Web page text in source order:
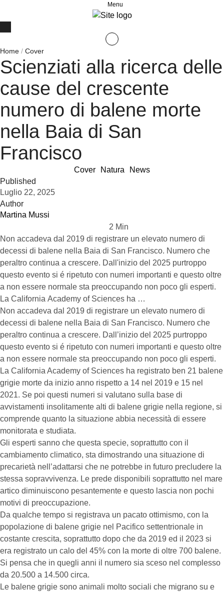
Menu
Home / Cover
Scienziati alla ricerca delle
cause del crescente
numero di balene morte
nella Baia di San
Francisco
Cover Natura
News
Published
Luglio 22, 2025
Author
Martina Mussi
2 Min
Non accadeva dal 2019 di registrare un elevato numero di
decessi di balene nella Baia di San Francisco. Numero che
peraltro continua a crescere. Dall'inizio del 2025 purtroppo
questo evento si é ripetuto con numeri importanti e questo oltre
a non essere normale sta preoccupando non poco gli esperti.
La California Academy of Sciences ha …
Non accadeva dal 2019 di registrare un elevato numero di
decessi di balene nella Baia di San Francisco. Numero che
peraltro continua a crescere. Dall’inizio del 2025 purtroppo
questo evento si é ripetuto con numeri importanti e questo oltre
a non essere normale sta preoccupando non poco gli esperti.
La California Academy of Sciences ha registrato ben 21 balene
grigie morte da inizio anno rispetto a 14 nel 2019 e 15 nel
2021. Se poi questi numeri si valutano sulla base di
avvistamenti insolitamente alti di balene grigie nella regione, si
comprende quanto la situazione abbia necessità di essere
monitorata e studiata.
Gli esperti sanno che questa specie, soprattutto con il
cambiamento climatico, sta dimostrando una situazione di
precarietà nell’adattarsi che ne potrebbe in futuro precludere la
stessa sopravvivenza. Le prede disponibili soprattutto nel mare
artico diminuiscono pesantemente e questo lascia non pochi
motivi di preoccupazione.
Da qualche tempo si registrava un pacato ottimismo, con la
popolazione di balene grigie nel Pacifico settentrionale in
costante crescita, soprattutto dopo che da 2019 ed il 2023 si
era registrato un calo del 45% con la morte di oltre 700 balene.
Si pensa che in quegli anni il numero sia sceso nel complesso
da 20.500 a 14.500 circa.
Le balene grigie sono animali molto sociali che migrano su e